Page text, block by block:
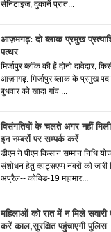
सैनिटाइज, दुकानें प्रात...
आज़मगढ़: दो ब्लाक प्रमुख
पत्थर
मिर्जापुर ब्लॉक की हैं दोनो दावेदार,
आज़मगढ़: मिर्जापुर ब्लाक के प्रमुख पद
बुधवार को खादा गांव ...
विसंगतियों के चलते अगर नहीं
इन नम्बरों पर सम्पर्क करें
डीएम ने पीएम किसान सम्मान निधि
संशोधन हेतु व्हाट्सएप्प नंबरों को
अप्रैल-- कोविड-19 महामार...
महिलाओं को रात में न मिले सवारी
करें काल,सुरक्षित पहुंचाएगी पुलिस